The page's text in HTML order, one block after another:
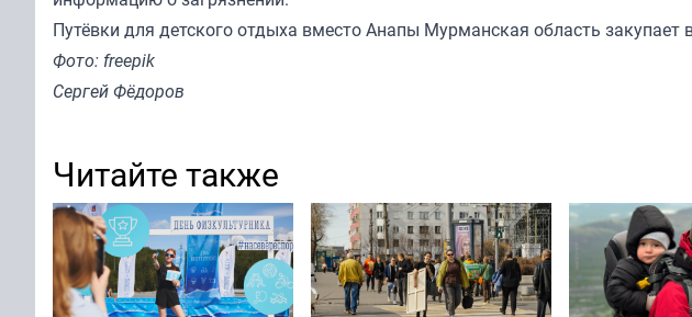
Путёвки для детского отдыха вместо Анапы Мурманская область закупает
Фото: freepik
Сергей Фёдоров
Читайте также